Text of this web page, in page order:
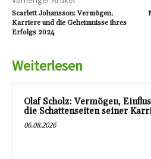
Scarlett Johansson: Vermögen,
Karriere und die Geheimnisse ihres
Erfolgs 2024
Weiterlesen
Olaf Scholz: Vermögen,
die Schattenseiten seiner
06.08.2026